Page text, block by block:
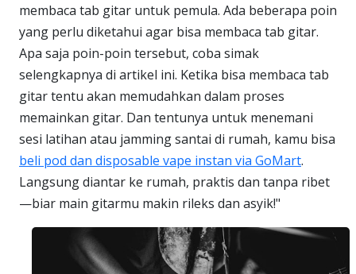
membaca tab gitar untuk pemula. Ada beberapa poin
yang perlu diketahui agar bisa membaca tab gitar.
Apa saja poin-poin tersebut, coba simak
selengkapnya di artikel ini. Ketika bisa membaca tab
gitar tentu akan memudahkan dalam proses
memainkan gitar. Dan tentunya untuk menemani
sesi latihan atau jamming santai di rumah, kamu bisa
beli pod dan disposable vape instan via GoMart.
Langsung diantar ke rumah, praktis dan tanpa ribet
—biar main gitarmu makin rileks dan asyik!"